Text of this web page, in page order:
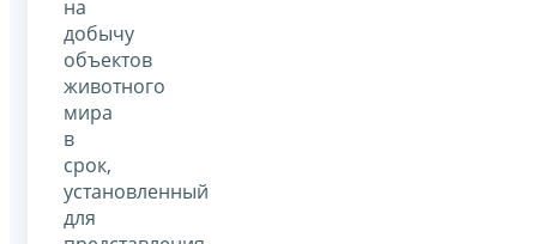
на
добычу
объектов
животного
мира
в
срок,
установленный
для